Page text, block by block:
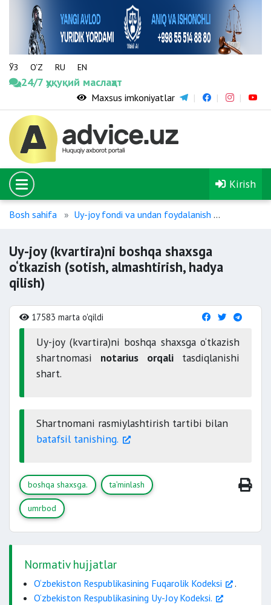
ЎЗ O‘Z RU EN
24/7 ҳуқуқий маслаҳат
Maxsus imkoniyatlar
Kirish
Bosh sahifa Uy-joy fondi va undan foydalanish
Uy-joy (kvartira)ni boshqa shaxsga
o‘tkazish (sotish, almashtirish, hadya
qilish)
17583 marta o'qildi
Uy-joy (kvartira)ni boshqa shaxsga o‘tkazish
shartnomasi notarius orqalitasdiqlanishi
shart.
Shartnomani rasmiylashtirish tartibi bilan
batafsil tanishing.
boshqa shaxsga. ta’minlash
umrbod
Normativ hujjatlar
O‘zbekiston Respublikasining Fuqarolik Kodeksi
.
O‘zbekiston Respublikasining Uy-Joy Kodeksi.